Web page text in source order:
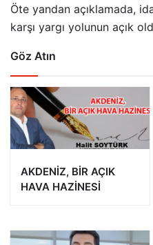
Öte yandan açıklamada,
karşı yargı yolunun açık
Göz Atın
AKDENİZ, BİR AÇIK
HAVA HAZİNESİ